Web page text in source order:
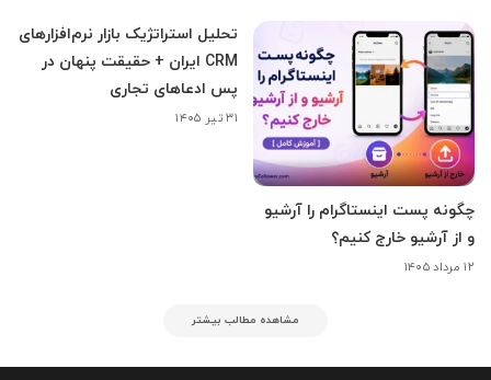
چگونه پست اینستاگرام را آرشیو
و از آرشیو خارج کنیم؟
۱۲ مرداد ۱۴۰۵
تحلیل استراتژیک بازار نرم‌افزارهای
CRM ایران + حقیقت پنهان در
پس ادعاهای تجاری
۳۱ تیر ۱۴۰۵
مشاهده مطالب بیشتر